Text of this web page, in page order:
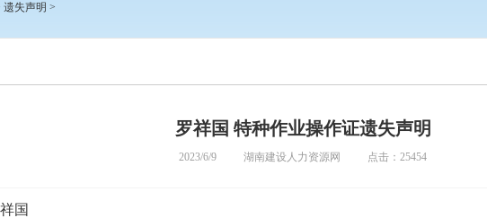
遗失声明 >
罗祥国 特种作业操作证遗失声明
2023/6/9 湖南建设人力资源网 点击：25454
国